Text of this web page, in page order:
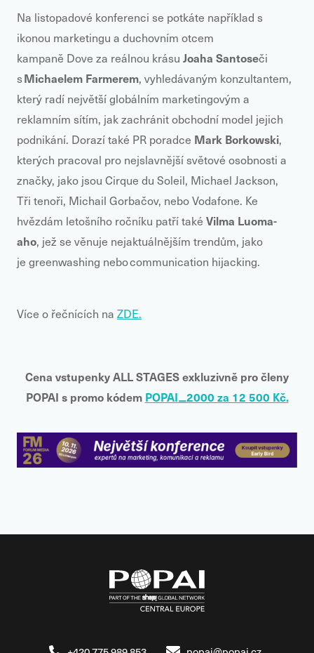
Na listopadové konferenci se potkáte například s
ikonou marketingu a duchovním otcem
kampaně Dove za reálnou krásu Joaha Santoseči
sMichaelem Farmerem, vyhledávaným konzultantem,
který radí největší globálním marketingovým a
reklamním sítím, jak zachránit obchodní model jejich
podnikání. Dorazí také PR poradce Mark Borkowski,
kterých pracoval pro nejslavnější světové osobnosti a
značky, jako jsou Cirque du Soleil, Michael Jackson,
Tři tenoři, Michail Gorbačov, nebo Vodafone. Ke
hvězdám letošního ročníku patří také Vilma Luoma-
aho, jež se věnuje nejaktuálnějším trendům, jako
je greenwashing nebocommunication hijacking.
Více o řečnících na ZDE.
Cena vstupenkyALL STAGESexkluzivně pro členy
POPAI s promo kódem POPAI_2000 za 12 500 Kč.